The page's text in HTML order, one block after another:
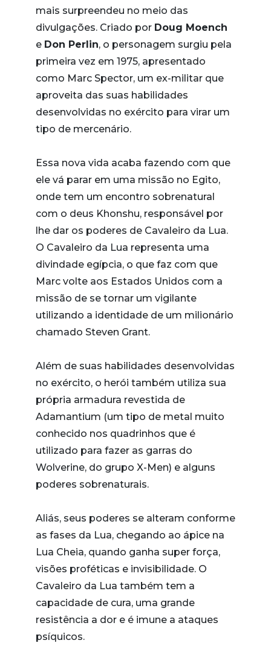
mais surpreendeu no meio das
divulgações. Criado por Doug Moench
e Don Perlin, o personagem surgiu pela
primeira vez em 1975, apresentado
como Marc Spector, um ex-militar que
aproveita das suas habilidades
desenvolvidas no exército para virar um
tipo de mercenário.
Essa nova vida acaba fazendo com que
ele vá parar em uma missão no Egito,
onde tem um encontro sobrenatural
com o deus Khonshu, responsável por
lhe dar os poderes de Cavaleiro da Lua.
O Cavaleiro da Lua representa uma
divindade egípcia, o que faz com que
Marc volte aos Estados Unidos com a
missão de se tornar um vigilante
utilizando a identidade de um milionário
chamado Steven Grant.
Além de suas habilidades desenvolvidas
no exército, o herói também utiliza sua
própria armadura revestida de
Adamantium (um tipo de metal muito
conhecido nos quadrinhos que é
utilizado para fazer as garras do
Wolverine, do grupo X-Men) e alguns
poderes sobrenaturais.
Aliás, seus poderes se alteram conforme
as fases da Lua, chegando ao ápice na
Lua Cheia, quando ganha super força,
visões proféticas e invisibilidade. O
Cavaleiro da Lua também tem a
capacidade de cura, uma grande
resistência a dor e é imune a ataques
psíquicos.